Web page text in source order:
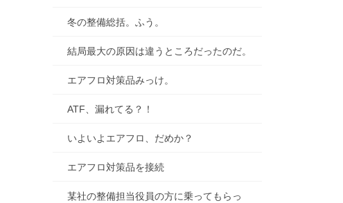
冬の整備総括。ふう。
結局最大の原因は違うところだったのだ。
エアフロ対策品みっけ。
ATF、漏れてる？！
いよいよエアフロ、だめか？
エアフロ対策品を接続
某社の整備担当役員の方に乗ってもらっ